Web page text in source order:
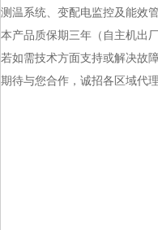
测温系统、变配电监控及能效
本产品质保期三年（自主机出
若如需技术方面支持或解决故
期待与您合作，诚招各区域代